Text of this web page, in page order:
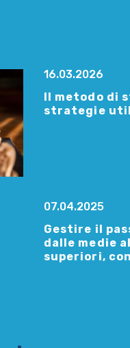
16.03.2026
Il metodo di
strategie
07.04.2025
Gestire il
dalle medie
superiori,